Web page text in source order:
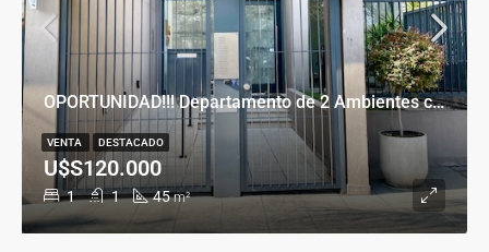
OPORTUNIDAD!!! Departamento de 2 Ambientes con Cochera en Banfield Este
1 1 45 m²
U$S120.000
VENTA DESTACADO